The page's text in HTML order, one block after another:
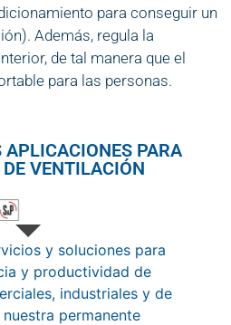
para conseguir un
Además, regula la
de tal manera que el
para las personas.
APLICACIONES PARA
VENTILACIÓN​
y soluciones para
y productividad de
industriales y de
permanente